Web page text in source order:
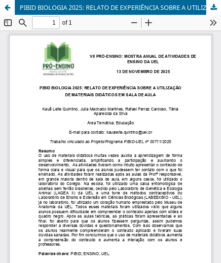
PIBID BIOLOGIA 2025: RELATO DE EXPERIÊNCIA SOBRE A UTILIZAÇÃO DE MATERIAIS DIDÁTICOS EM SALA DE AULA